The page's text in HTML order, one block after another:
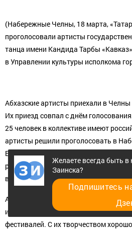
(Набережные Челны, 18 марта,
проголосовали артисты
танца имени Кандида Тарбы
в Управлении культуры исполкома
Абхазские артисты приехали в Челны
Их приезд совпал с днём
25 человек в коллективе имеют
артисты решили проголосовать в
Бюллетени они получили на
расположенном в ДДН «Родник».
выступили перед челнинскими
Ансамбль «Кавказ» был основан в
из Абхазии являются участниками
фестивалей. С их творчеством
Желаете всегда быть в
Заинска?
Подпишитесь